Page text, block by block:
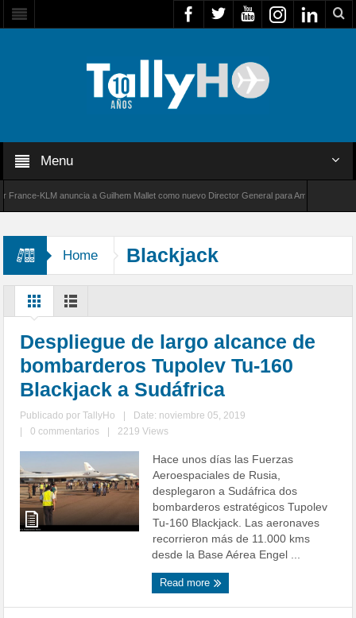
Menu
KLM anuncia a Guilhem Mallet como nuevo Director General para América Latina
Home Blackjack
Despliegue de largo alcance de
bombarderos Tupolev Tu-160
Blackjack a Sudáfrica
Publicado porTallyHo
Date: noviembre 05, 2019
0 commentarios 2219 Views
Hace unos días las Fuerzas
Aeroespaciales de Rusia,
desplegaron a Sudáfrica dos
bombarderos estratégicos Tupolev
Tu-160 Blackjack. Las aeronaves
recorrieron más de 11.000 kms
desde la Base Aérea Engel ...
Read more